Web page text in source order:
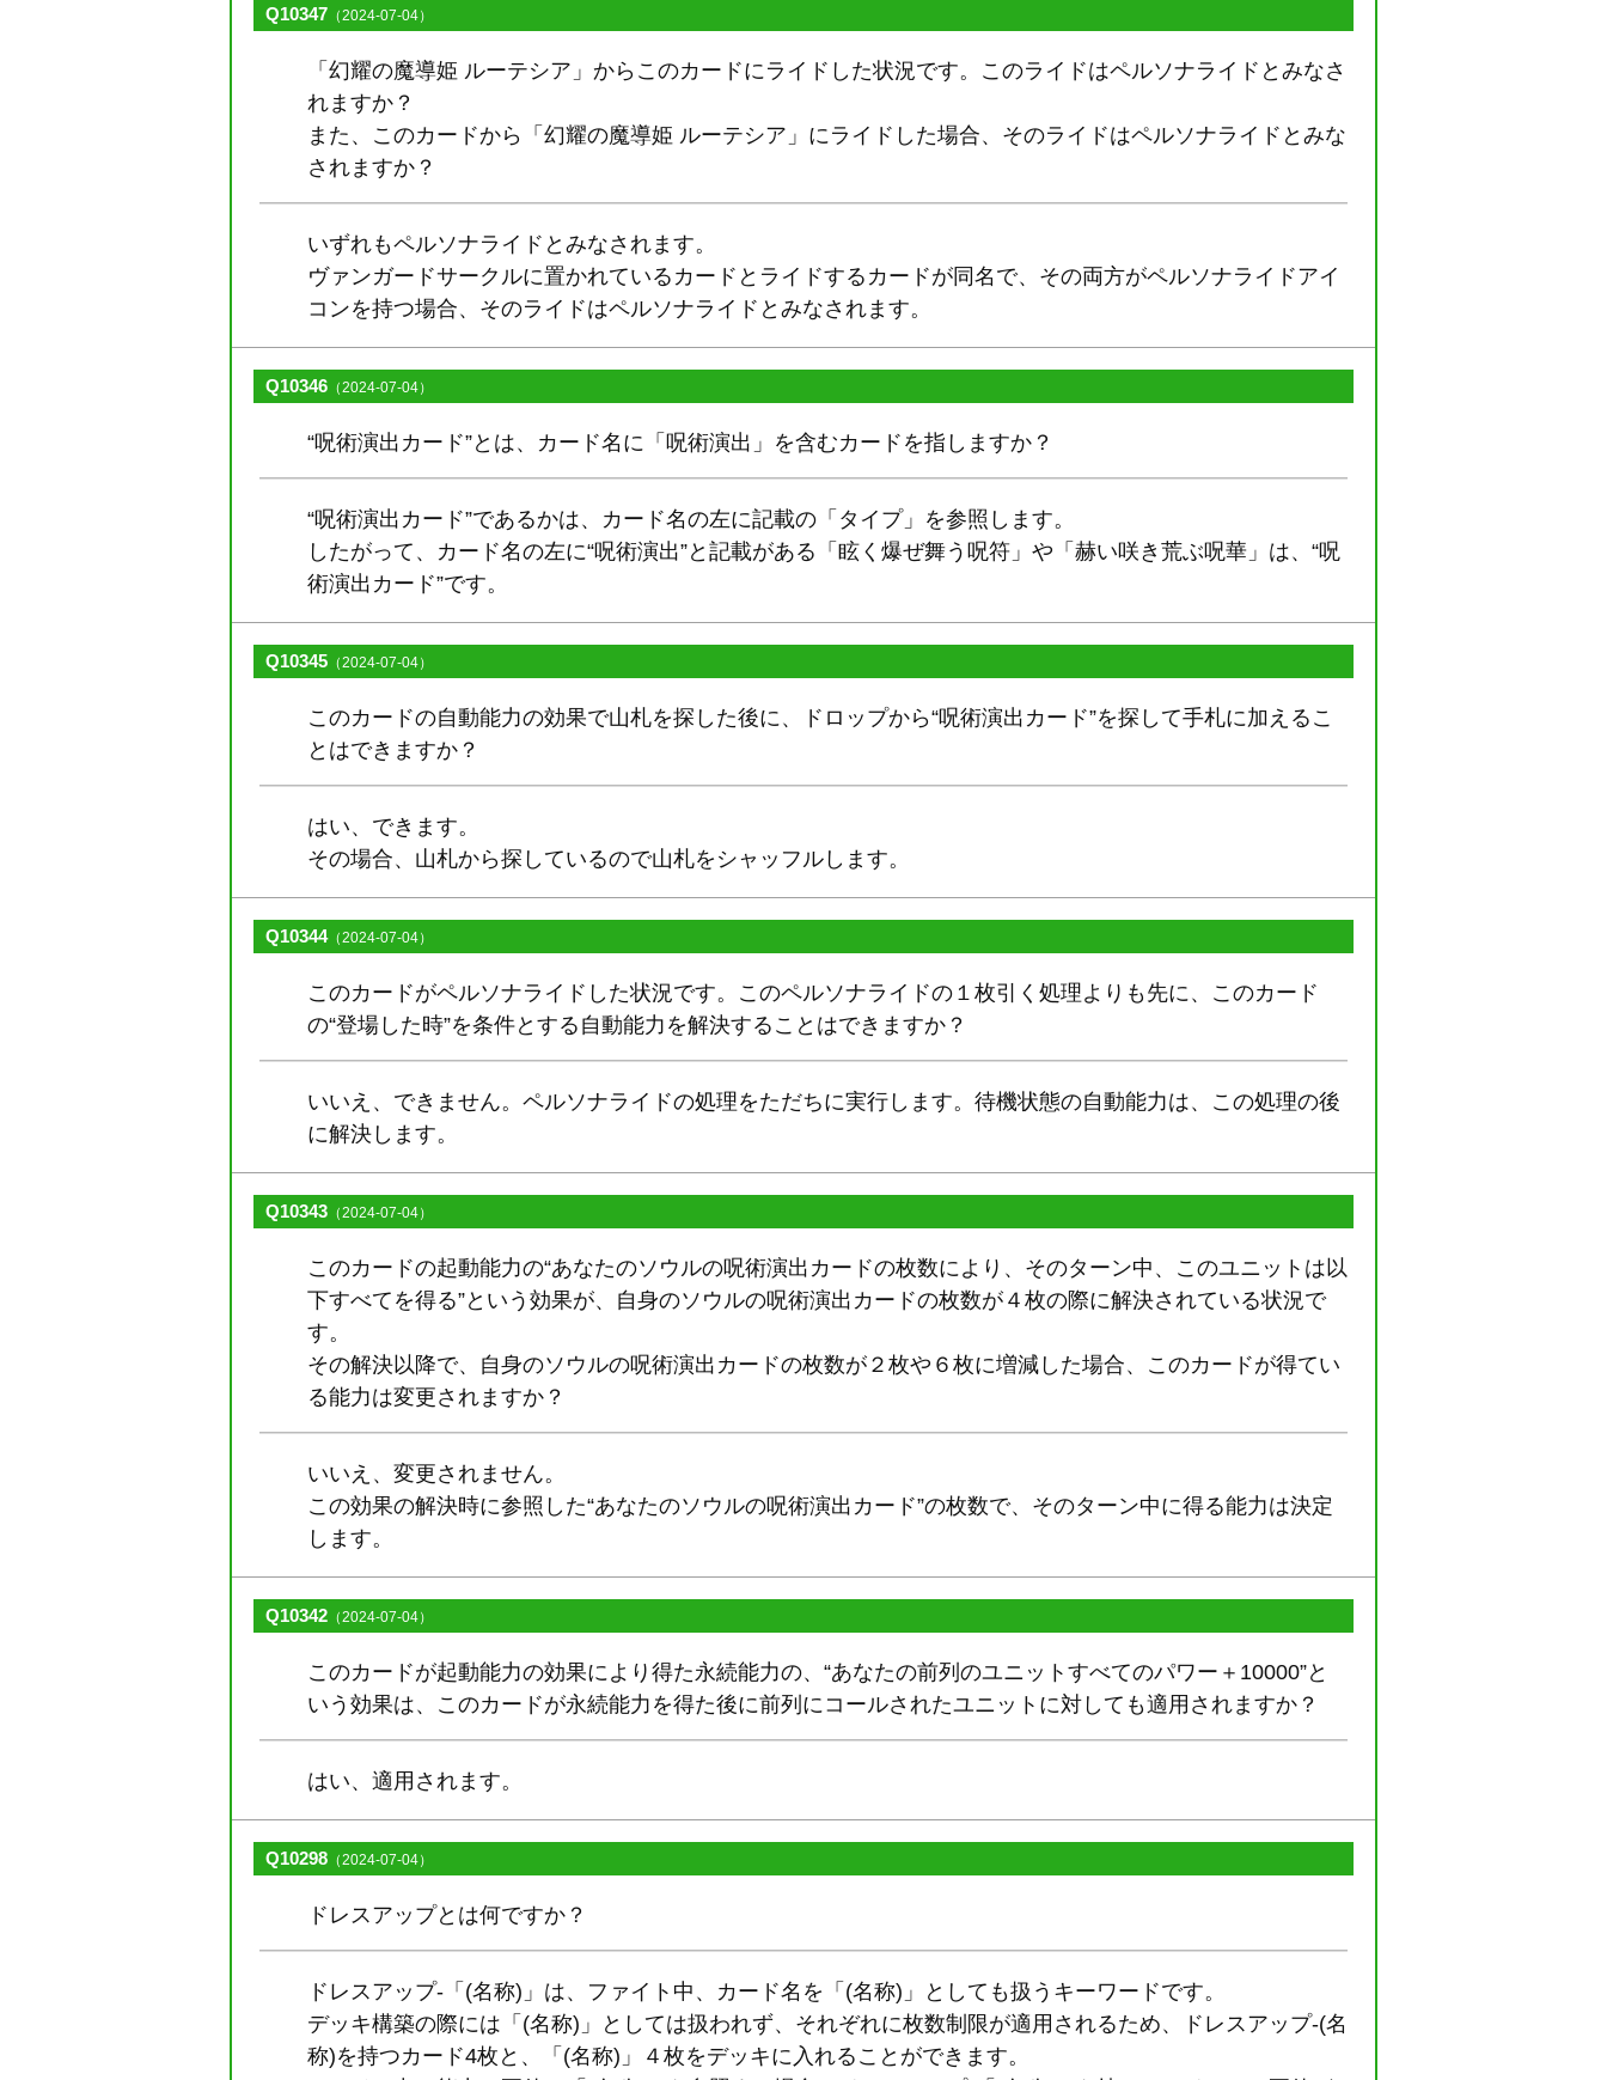
Q10347 （2024-07-04）
「幻耀の魔導姫 ルーテシア」からこのカードにライドした状況です。このライドはペルソナライドとみなさ
れますか？
また、このカードから「幻耀の魔導姫 ルーテシア」にライドした場合、そのライドはペルソナライドとみな
されますか？
いずれもペルソナライドとみなされます。
ヴァンガードサークルに置かれているカードとライドするカードが同名で、その両方がペルソナライドアイ
コンを持つ場合、そのライドはペルソナライドとみなされます。
Q10346 （2024-07-04）
“呪術演出カード”とは、カード名に「呪術演出」を含むカードを指しますか？
“呪術演出カード”であるかは、カード名の左に記載の「タイプ」を参照します。
したがって、カード名の左に“呪術演出”と記載がある「眩く爆ぜ舞う呪符」や「赫い咲き荒ぶ呪華」は、“呪
術演出カード”です。
Q10345 （2024-07-04）
このカードの自動能力の効果で山札を探した後に、ドロップから“呪術演出カード”を探して手札に加えるこ
とはできますか？
はい、できます。
その場合、山札から探しているので山札をシャッフルします。
Q10344（2024-07-04）
このカードがペルソナライドした状況です。このペルソナライドの１枚引く処理よりも先に、このカード
の“登場した時”を条件とする自動能力を解決することはできますか？
いいえ、できません。ペルソナライドの処理をただちに実行します。待機状態の自動能力は、この処理の後
に解決します。
Q10343 （2024-07-04）
このカードの起動能力の“あなたのソウルの呪術演出カードの枚数により、そのターン中、このユニットは以
下すべてを得る”という効果が、自身のソウルの呪術演出カードの枚数が４枚の際に解決されている状況で
す。
その解決以降で、自身のソウルの呪術演出カードの枚数が２枚や６枚に増減した場合、このカードが得てい
る能力は変更されますか？
いいえ、変更されません。
この効果の解決時に参照した“あなたのソウルの呪術演出カード”の枚数で、そのターン中に得る能力は決定
します。
Q10342 （2024-07-04）
このカードが起動能力の効果により得た永続能力の、“あなたの前列のユニットすべてのパワー＋10000”と
いう効果は、このカードが永続能力を得た後に前列にコールされたユニットに対しても適用されますか？
はい、適用されます。
Q10298 （2024-07-04）
ドレスアップとは何ですか？
ドレスアップ-「(名称)」は、ファイト中、カード名を「(名称)」としても扱うキーワードです。
デッキ構築の際には「(名称)」としては扱われず、それぞれに枚数制限が適用されるため、ドレスアップ-(名
称)を持つカード4枚と、「(名称)」４枚をデッキに入れることができます。